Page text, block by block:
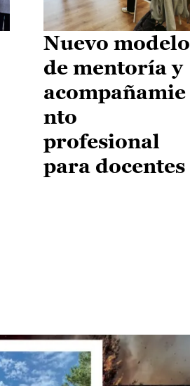
Nuevo modelo
de mentoría y
acompañamie
nto
profesional
para docentes